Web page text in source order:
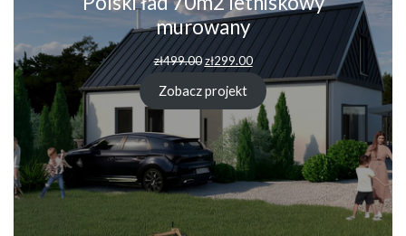
murowany
zł499.00Pierwotna
cena
wynosiła:
zł499.00.
zł299.00Aktualna
cena
wynosi:
zł299.00.
Zobacz projekt